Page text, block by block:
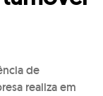
de
realiza em